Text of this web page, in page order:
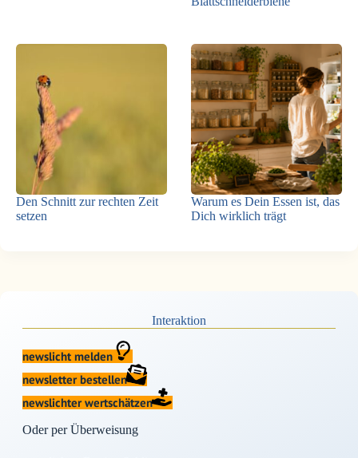
Den Schnitt zur rechten Zeit
setzen
Warum es Dein Essen ist, das
Dich wirklich trägt
Interaktion
newslicht melden
newsletter bestellen
newslichter wertschätzen
Oder per Überweisung